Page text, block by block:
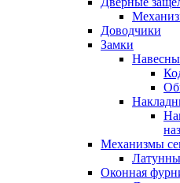
Доводчики
Замки
Механизмы
Оконная